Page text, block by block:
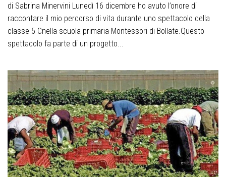
di Sabrina Minervini Lunedì 16 dicembre ho avuto l’onore di
raccontare il mio percorso di vita durante uno spettacolo della
classe 5 Cnella scuola primaria Montessori di Bollate.Questo
spettacolo fa parte di un progetto...